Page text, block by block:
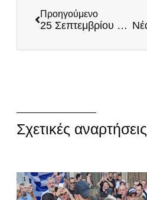
Προηγούμενο
25 Σεπτεμβρίου 1849: Σαν σήμερα πέθανε ο Νικηταράς ο ΤΟΥΡΚΟΦΑΓΟΣ!
Σχετικές αναρτήσεις